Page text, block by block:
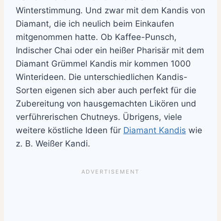
Winterstimmung. Und zwar mit dem Kandis von
Diamant, die ich neulich beim Einkaufen
mitgenommen hatte. Ob Kaffee-Punsch,
Indischer Chai oder ein heißer Pharisär mit dem
Diamant Grümmel Kandis mir kommen 1000
Winterideen. Die unterschiedlichen Kandis-
Sorten eigenen sich aber auch perfekt für die
Zubereitung von hausgemachten Likören und
verführerischen Chutneys. Übrigens, viele
weitere köstliche Ideen für Diamant Kandis wie
z. B. Weißer Kandi.